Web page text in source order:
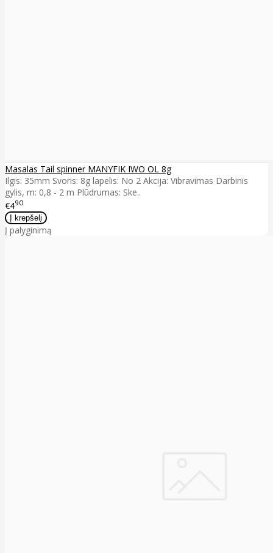
Masalas Tail spinner MANYFIK IWO OL 8g
Ilgis: 35mm Svoris: 8g lapelis: No 2 Akcija: Vibravimas Darbinis
gylis, m: 0,8 - 2 m Plūdrumas: Ske..
€490
Į palyginimą